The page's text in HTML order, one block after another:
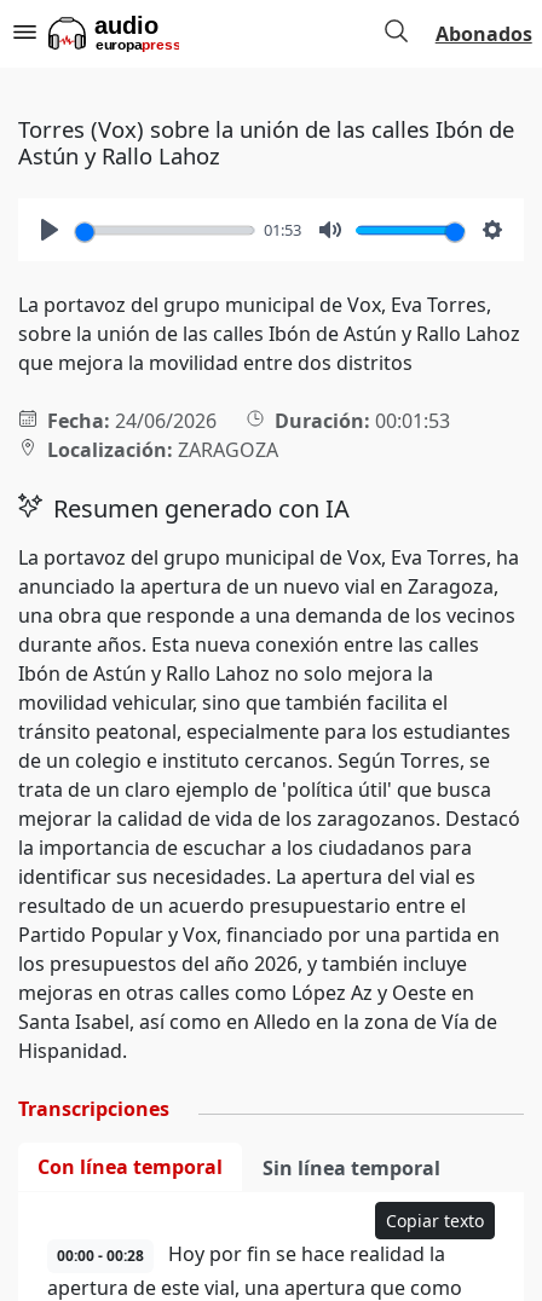
Abonados
Torres (Vox) sobre la unión de las calles Ibón de
Astún y Rallo Lahoz
01:53
La portavoz del grupo municipal de Vox, Eva Torres,
sobre la unión de las calles Ibón de Astún y Rallo Lahoz
que mejora la movilidad entre dos distritos
Fecha: 24/06/2026 Duración: 00:01:53
Localización: ZARAGOZA
Resumen generado con IA
La portavoz del grupo municipal de Vox, Eva Torres, ha
anunciado la apertura de un nuevo vial en Zaragoza,
una obra que responde a una demanda de los vecinos
durante años. Esta nueva conexión entre las calles
Ibón de Astún y Rallo Lahoz no solo mejora la
movilidad vehicular, sino que también facilita el
tránsito peatonal, especialmente para los estudiantes
de un colegio e instituto cercanos. Según Torres, se
trata de un claro ejemplo de 'política útil' que busca
mejorar la calidad de vida de los zaragozanos. Destacó
la importancia de escuchar a los ciudadanos para
identificar sus necesidades. La apertura del vial es
resultado de un acuerdo presupuestario entre el
Partido Popular y Vox, financiado por una partida en
los presupuestos del año 2026, y también incluye
mejoras en otras calles como López Az y Oeste en
Santa Isabel, así como en Alledo en la zona de Vía de
Hispanidad.
Transcripciones
Con línea temporal Sin línea temporal
Copiar texto
00:00 - 00:28
Hoy por fin se hace realidad la
apertura de este vial, una apertura que como